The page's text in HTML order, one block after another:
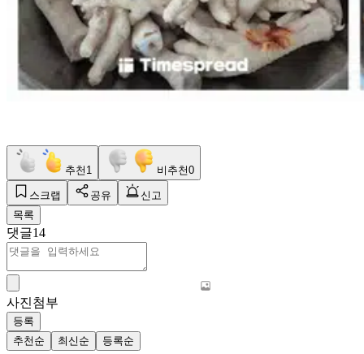
추천 1 비추천0
스크랩 공유
신고
목록
댓글14
사진첨부
등록
추천순
최신순 등록순